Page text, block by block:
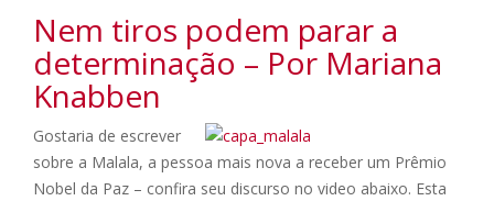
Nem tiros podem parar a
determinação – Por Mariana
Knabben
Gostaria de escrever
sobre a Malala, a pessoa mais nova a receber um Prêmio
Nobel da Paz – confira seu discurso no video abaixo. Esta